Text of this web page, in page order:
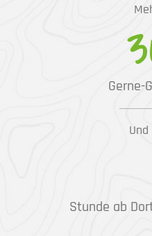
Gerne-
Stunde ab